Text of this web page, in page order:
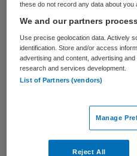
zijn oratie op 13
sociale geneeskunde
Als bijzonder
de
Academisering van de
Bedrijfsgeneeskunde.
intensieve
these do not record any data about you
We and our partners
Use precise geolocation data. Actively
identification. Store and/or access
advertising and content, advertising
research and services development.
List of Partners (vendors)
Manage
Reject All